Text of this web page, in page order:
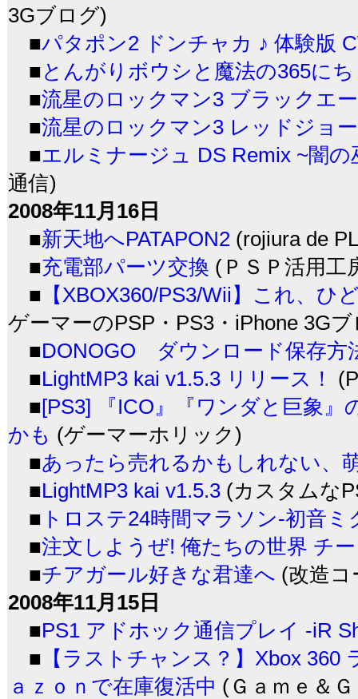
3Gブログ)
■パタポン2 ドンチャカ ♪ 体験版
■とんがりボウシと魔法の365に
■流星のロックマン3 ブラックエ
■流星のロックマン3 レッドジョ
■エルミナージュ DS Remix ~闇
通信)
2008年11月16日
■新天地へPATAPON2 (rojiura de
■充電部パーツ交換 (ＰＳＰ活用工
■ 【XBOX360/PS3/Wii】これ、ひ
ゲーマーのPSP・PS3・iPhone 3G
■DONOGO ダウンロード保存方
■LightMP3 kai v1.5.3 リリース！
■[PS3] 『ICO』『ワンダと巨象』
かも (ゲーマーホリック)
■あったら売れるかもしれない、
■LightMP3 kai v1.5.3 (カスタムな
■ トロステ24時間マラソン-初音
■注文しようぜ! 俺たちの世界 チ
■チアガール好きな君達へ (改造コ
2008年11月15日
■PS1 アドホック通信プレイ -iR
■ 【ラストチャンス？】Xbox
ａｚｏｎで在庫復活中 (Ｇａｍｅ＆